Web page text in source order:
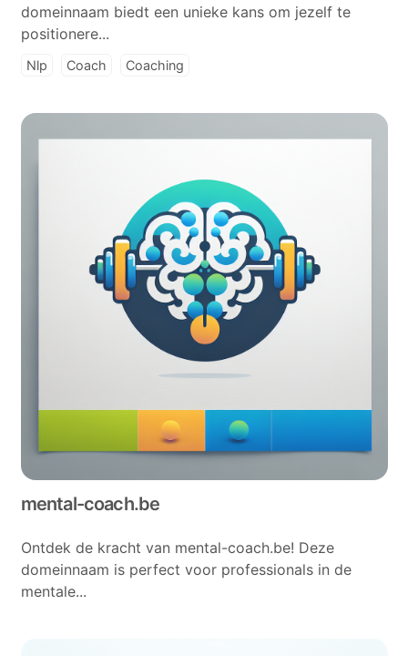
domeinnaam biedt een unieke kans om jezelf te
positionere...
Nlp Coach Coaching
mental-coach.be
Ontdek de kracht van mental-coach.be! Deze
domeinnaam is perfect voor professionals in de
mentale...